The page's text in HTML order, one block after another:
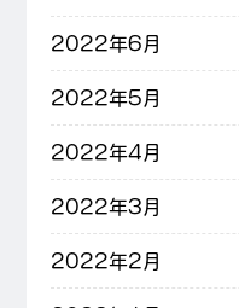
2022年6月
2022年5月
2022年4月
2022年3月
2022年2月